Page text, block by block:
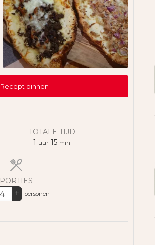
Recept pinnen
TOTALE TIJD
1 uur
uur 15minuten
min
PORTIES
+ personen